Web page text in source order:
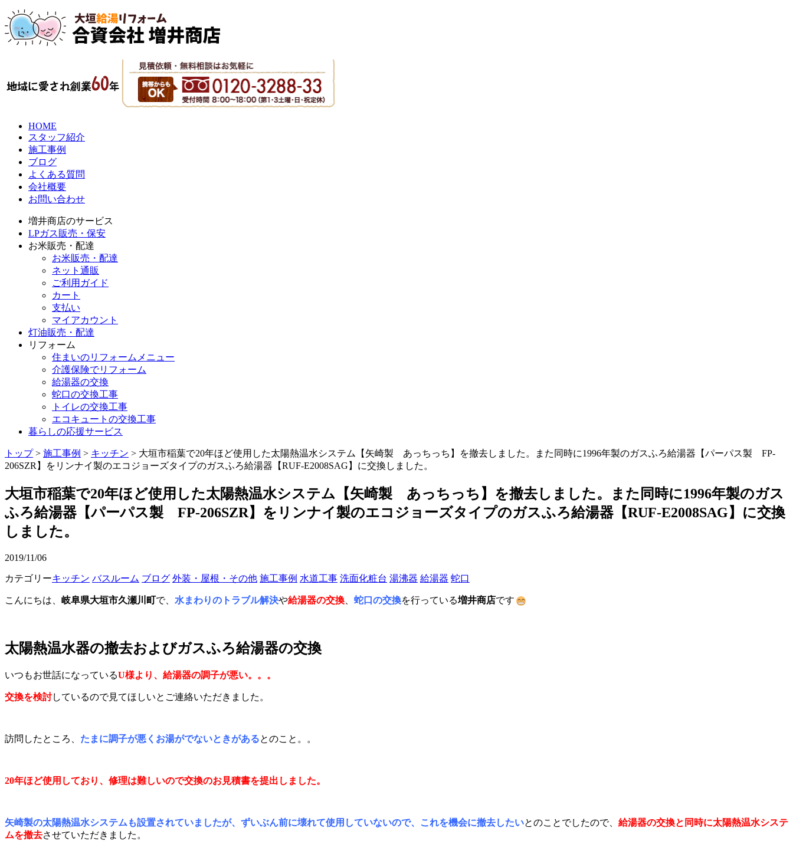
HOME
スタッフ紹介
施工事例
ブログ
よくある質問
会社概要
お問い合わせ
増井商店のサービス
LPガス販売・保安
お米販売・配達
お米販売・配達
ネット通販
ご利用ガイド
カート
支払い
マイアカウント
灯油販売・配達
リフォーム
住まいのリフォームメニュー
介護保険でリフォーム
給湯器の交換
蛇口の交換工事
トイレの交換工事
エコキュートの交換工事
暮らしの応援サービス
トップ> 施工事例 > キッチン > 大垣市稲葉で20年ほど使用した太陽熱温水システム【矢崎製 あっちっち】を撤去しました。また同時に1996年製のガスふろ給湯器【パーパス製 FP-
206SZR】をリンナイ製のエコジョーズタイプのガスふろ給湯器【RUF-E2008SAG】に交換しました。
大垣市稲葉で20年ほど使用した太陽熱温水システム【矢崎製 あっちっち】を撤去しました。また同時に1996年製のガス
ふろ給湯器【パーパス製 FP-206SZR】をリンナイ製のエコジョーズタイプのガスふろ給湯器【RUF-E2008SAG】に交換
しました。
2019/11/06
カテゴリーキッチン バスルーム ブログ 外装・屋根・その他 施工事例 水道工事 洗面化粧台 湯沸器 給湯器 蛇口
こんにちは、 岐阜県大垣市久瀬川町で、 水まわりのトラブル解決や給湯器の交換 蛇口の交換を行っている増井商店です
太陽熱温水器の撤去およびガスふろ給湯器の交換
いつもお世話になっているU様より、給湯器の調子が悪い。。。
交換を検討しているので見てほしいとご連絡いただきました。
訪問したところ、 たまに調子が悪くお湯がでないときがあるとのこと。。
20年ほど使用しており、修理は難しいので交換のお見積書を提出しました。
矢崎製の太陽熱温水システムも設置されていましたが、ずいぶん前に壊れて使用していないので、これを機会に撤去したいとのことでしたので、 給湯器の交換と同時に太陽熱温水システ
ムを撤去させていただきました。